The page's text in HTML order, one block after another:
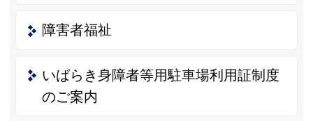
障害者福祉
いばらき身障者等用駐車場利用証制度
のご案内